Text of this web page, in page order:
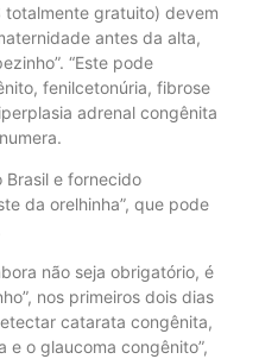
totalmente gratuito) devem
antes da alta,
“Este pode
fenilcetonúria, fibrose
adrenal congênita
Brasil e fornecido
da orelhinha”, que pode
não seja obrigatório, é
nos primeiros dois dias
catarata congênita,
e o glaucoma congênito”,